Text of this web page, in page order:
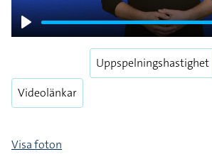
Play
Videolänkar
Uppspelningshastighet
Visa foton